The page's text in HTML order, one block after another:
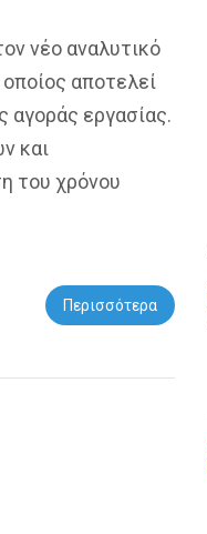
νέο αναλυτικό
οποίος αποτελεί
αγοράς εργασίας.
και
του χρόνου
Περισσότερα